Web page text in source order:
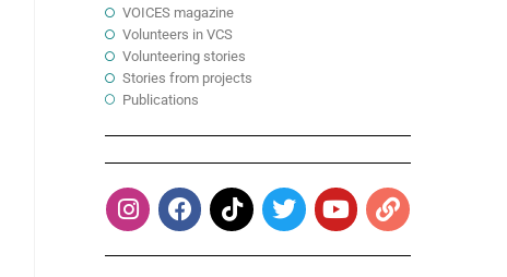
VOICES magazine
Volunteers in VCS
Volunteering stories
Stories from projects
Publications